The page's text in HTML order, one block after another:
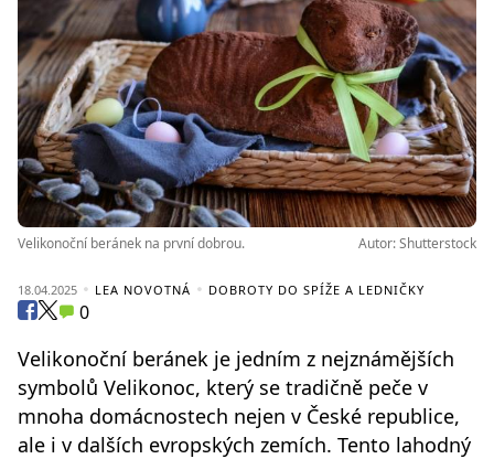
Velikonoční beránek na první dobrou. Autor: Shutterstock
18.04.2025 LEA NOVOTNÁ DOBROTY DO SPÍŽE A LEDNIČKY
0
Velikonoční beránek je jedním z nejznámějších
symbolů Velikonoc, který se tradičně peče v
mnoha domácnostech nejen v České republice,
ale i v dalších evropských zemích. Tento lahodný